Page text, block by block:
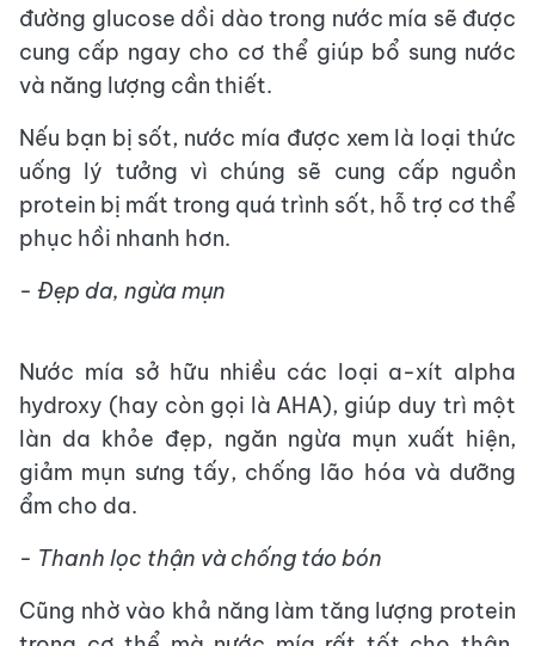
đường glucose dồi dào trong nước mía sẽ được
cung cấp ngay cho cơ thể giúp bổ sung nước
và năng lượng cần thiết.
Nếu bạn bị sốt, nước mía được xem là loại thức
uống lý tưởng vì chúng sẽ cung cấp nguồn
protein bị mất trong quá trình sốt, hỗ trợ cơ thể
phục hồi nhanh hơn.
- Đẹp da, ngừa mụn
Nước mía sở hữu nhiều các loại a-xít alpha
hydroxy (hay còn gọi là AHA), giúp duy trì một
làn da khỏe đẹp, ngăn ngừa mụn xuất hiện,
giảm mụn sưng tấy, chống lão hóa và dưỡng
ẩm cho da.
- Thanh lọc thận và chống táo bón
Cũng nhờ vào khả năng làm tăng lượng protein